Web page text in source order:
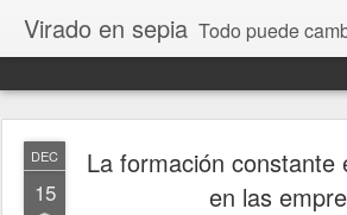
Virado en sepia Todo puede cambiar de color, depende de nosotros y de nuestra capacidad para aprender a mirar. Hablamos de sociedad,
DEC
15
La formación constante
en las